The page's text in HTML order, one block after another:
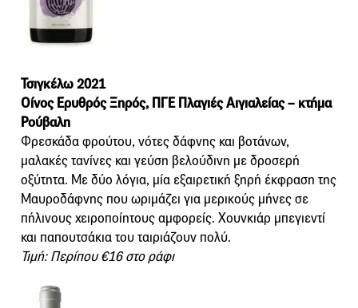
Τσιγκέλω 2021
Οίνος Ερυθρός Ξηρός, ΠΓΕ Πλαγιές Αιγιαλείας – κτήμα
Ρούβαλη
Φρεσκάδα φρούτου, νότες δάφνης και βοτάνων,
μαλακές τανίνες και γεύση βελούδινη με δροσερή
οξύτητα. Με δύο λόγια, μία εξαιρετική ξηρή έκφραση της
Μαυροδάφνης που ωριμάζει για μερικούς μήνες σε
πήλινους χειροποίητους αμφορείς. Χουνκιάρ μπεγιεντί
και παπουτσάκια του ταιριάζουν πολύ.
Τιμή: Περίπου €16 στο ράφι